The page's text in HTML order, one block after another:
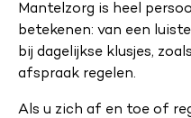
Mantelzorg is heel
betekenen: van een
bij dagelijkse klusjes,
afspraak regelen.
Als u zich af en toe of